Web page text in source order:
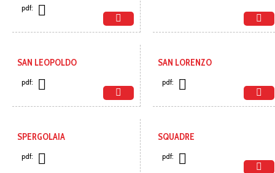
pdf:
SAN LEOPOLDO
pdf:
SAN LORENZO
pdf:
SPERGOLAIA
pdf:
SQUADRE
pdf: